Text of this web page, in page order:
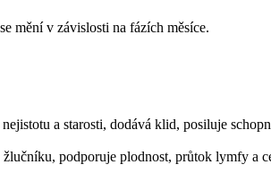
mění v závislosti na fázích měsíce.
a starosti, dodává klid, posiluje
podporuje plodnost, průtok lymfy a